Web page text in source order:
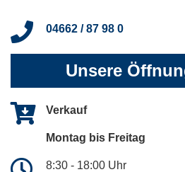
04662 / 87 98 0
Unsere
Verkauf
Montag bis Freitag
8:30 - 18:00 Uhr